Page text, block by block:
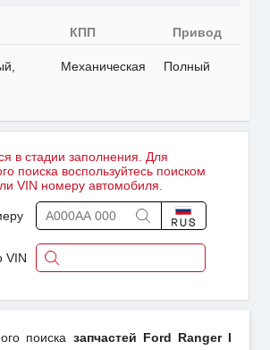
КПП Привод
Механическая Полный
в стадии заполнения. Для
поиска воспользуйтесь поиском
VIN номеру автомобиля.
VIN
поиска запчастей Ford Ranger I